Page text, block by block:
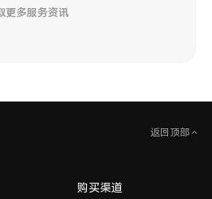
更多服务资讯
返回顶部
购买渠道